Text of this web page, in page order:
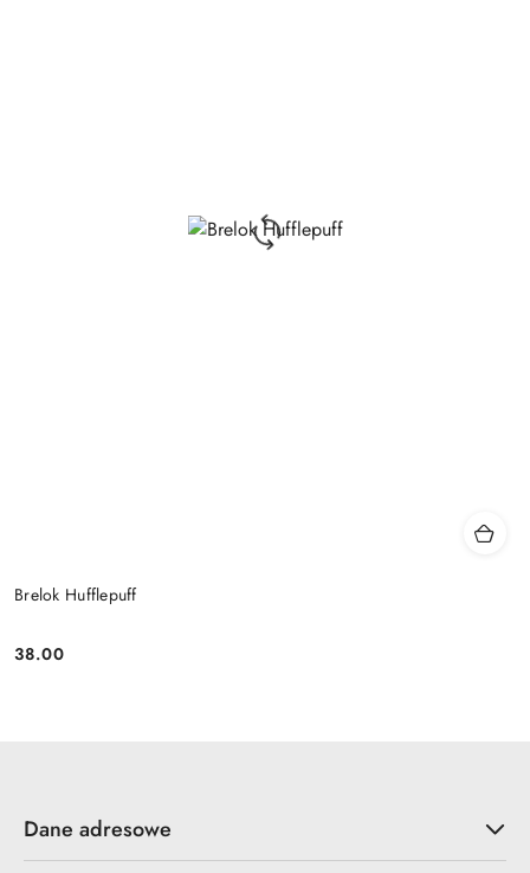
Brelok Hufflepuff
Cena:
38.00
Dane adresowe